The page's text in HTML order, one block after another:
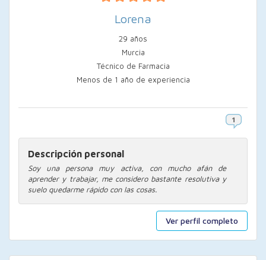
Ver perfil completo
Lorena
29 años
Murcia
Técnico de Farmacia
Menos de 1 año de experiencia
Descripción personal
Soy una persona muy activa, con mucho afán de
aprender y trabajar, me considero bastante resolutiva y
suelo quedarme rápido con las cosas.